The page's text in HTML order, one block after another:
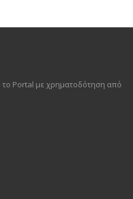
Portal με χρηματοδότηση από